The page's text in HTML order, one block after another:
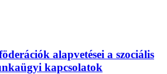
alapvetései a szociális
kapcsolatok